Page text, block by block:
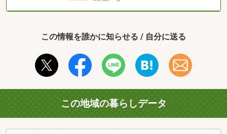
この情報を誰かに知らせる / 自分に送る
この地域の暮らしデータ